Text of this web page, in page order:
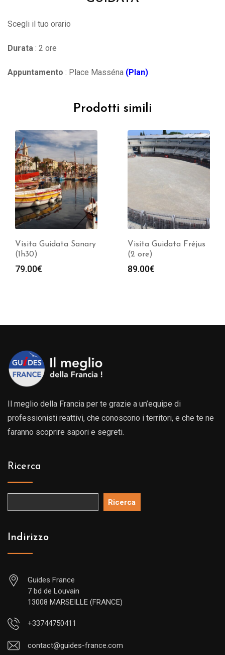
Scegli il tuo orario
Durata : 2 ore
Appuntamento : Place Masséna (Plan)
Prodotti simili
Visita Guidata Fréjus
(2 ore)
89.00€
Visita Guidata
Mougins (2 ore)
99.00€
Il meglio della Francia per te grazie a un’equipe di
professionisti reattivi, che conoscono i territori, e che te ne
faranno scoprire sapori e segreti.
Ricerca
Ricerca
Indirizzo
Guides France
7 bd de Louvain
13008 MARSEILLE (FRANCE)
+33744750411
contact@guides-france.com